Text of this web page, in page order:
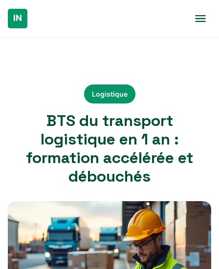
Logistique
BTS du transport
logistique en 1 an :
formation accélérée et
débouchés